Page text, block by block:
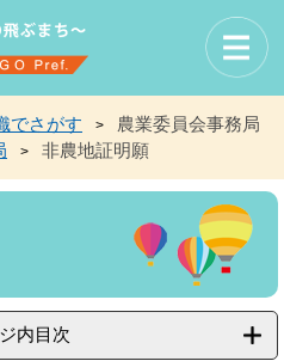
でさがす > 農業委員会事務局
> 非農地証明願
内目次